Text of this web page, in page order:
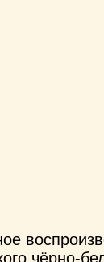
чёрно-